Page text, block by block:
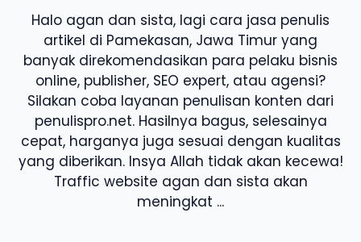
Halo agan dan sista, lagi cara jasa penulis
artikel di Pamekasan, Jawa Timur yang
banyak direkomendasikan para pelaku bisnis
online, publisher, SEO expert, atau agensi?
Silakan coba layanan penulisan konten dari
penulispro.net. Hasilnya bagus, selesainya
cepat, harganya juga sesuai dengan kualitas
yang diberikan. Insya Allah tidak akan kecewa!
Traffic website agan dan sista akan
meningkat ...